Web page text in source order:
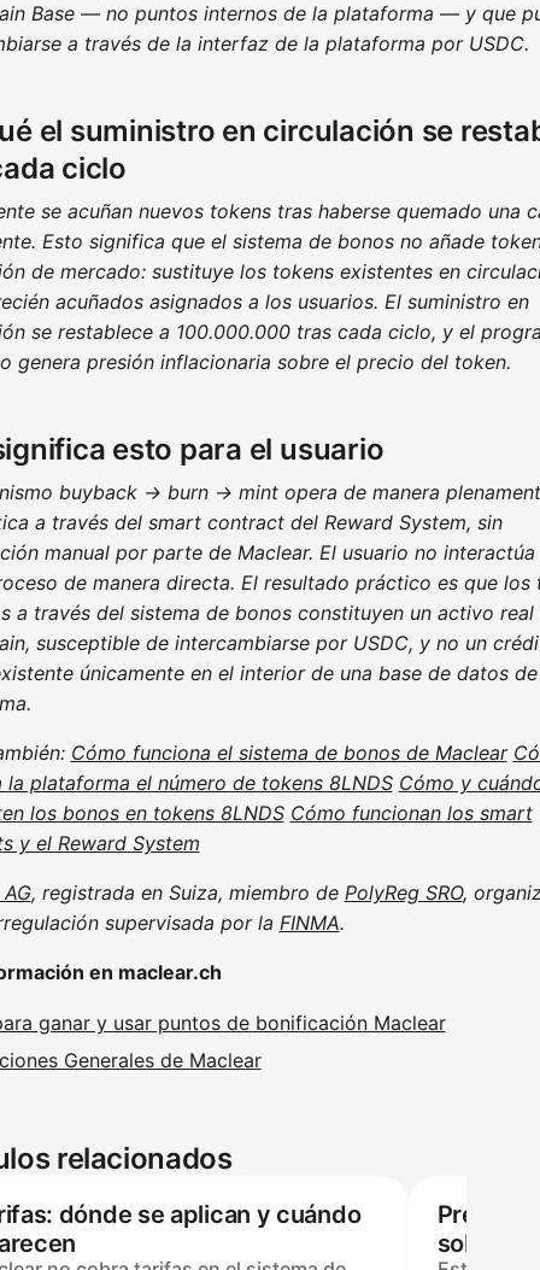
Base — no puntos internos de la plataforma — y que
a través de la interfaz de la plataforma por USDC.
el suministro en circulación se
ciclo
se acuñan nuevos tokens tras haberse quemado una
Esto significa que el sistema de bonos no añade
de mercado: sustituye los tokens existentes en
acuñados asignados a los usuarios. El suministro en
se restablece a 100.000.000 tras cada ciclo, y el
genera presión inflacionaria sobre el precio del token.
esto para el usuario
buyback → burn → mint opera de manera
a través del smart contract del Reward System, sin
manual por parte de Maclear. El usuario no interactúa
de manera directa. El resultado práctico es que los
a través del sistema de bonos constituyen un activo real
susceptible de intercambiarse por USDC, y no un
únicamente en el interior de una base de datos
Cómo funciona el sistema de bonos de Maclear
plataforma el número de tokens 8LNDS Cómo y
los bonos en tokens 8LNDS Cómo funcionan los smart
y el Reward System
, registrada en Suiza, miembro de PolyReg SRO,
supervisada por la FINMA.
en maclear.ch
ganar y usar puntos de bonificación Maclear
Generales de Maclear
relacionados
dónde se aplican y cuándo
sobre el